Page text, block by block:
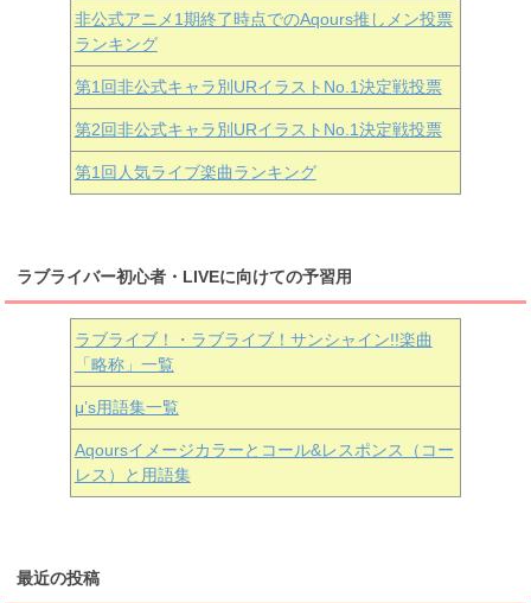
非公式アニメ1期終了時点でのAqours推しメン投票
ランキング
第1回非公式キャラ別URイラストNo.1決定戦投票
第2回非公式キャラ別URイラストNo.1決定戦投票
第1回人気ライブ楽曲ランキング
ラブライバー初心者・LIVEに向けての予習用
ラブライブ！・ラブライブ！サンシャイン!!楽曲
「略称」一覧
μ’s用語集一覧
Aqoursイメージカラーとコール&レスポンス（コー
レス）と用語集
最近の投稿